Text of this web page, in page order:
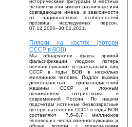
историческими фигурами. В местных
летописях они имеют различные или
совпадающие имена, в зависимости
от национальных особенностей
прозвищ исследуемых персон.
07.12.2020–30.01.2021.
Пляски на костях (потери
СССР в ВОВ)
Мы обнаружили факты прямой
фальсификации людских потерь
военнослужащих и гражданских лиц
СССР в годы ВОВ в несколько
миллионов человек. Подлог вызван
деятельностью пропагандистской
машины СССР и ложным
пониманием патриотизма в
современной России. По нашим
подсчетам истинные безвозвратные
потери населения СССР в годы ВОВ
составляют 7,6–8,7 миллионов
человек из числа военнослужащих и
общие потери с гражданскими